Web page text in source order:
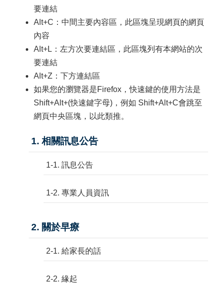
要連結
Alt+C：中間主要內容區，此區塊呈現網頁的網頁
內容
Alt+L：左方次要連結區，此區塊列有本網站的次
要連結
Alt+Z：下方連結區
如果您的瀏覽器是Firefox，快速鍵的使用方法是
Shift+Alt+(快速鍵字母)，例如 Shift+Alt+C會跳至
網頁中央區塊，以此類推。
1. 相關訊息公告
1-1. 訊息公告
1-2. 專業人員資訊
2. 關於早療
2-1. 給家長的話
2-2. 緣起